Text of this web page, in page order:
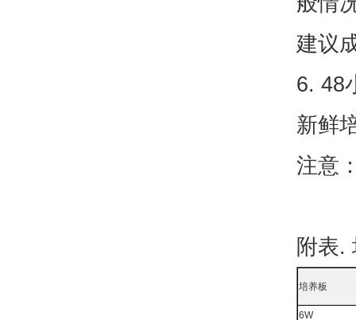
建议
6. 48
新鲜
注意
附表.
培养板
6W